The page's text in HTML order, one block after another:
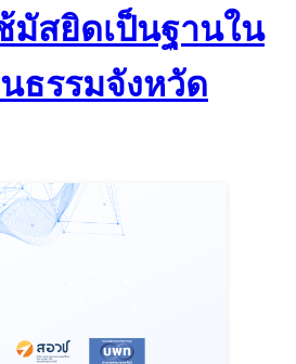
มัสยิดเป็นฐานใน
ธรรมจังหวัด